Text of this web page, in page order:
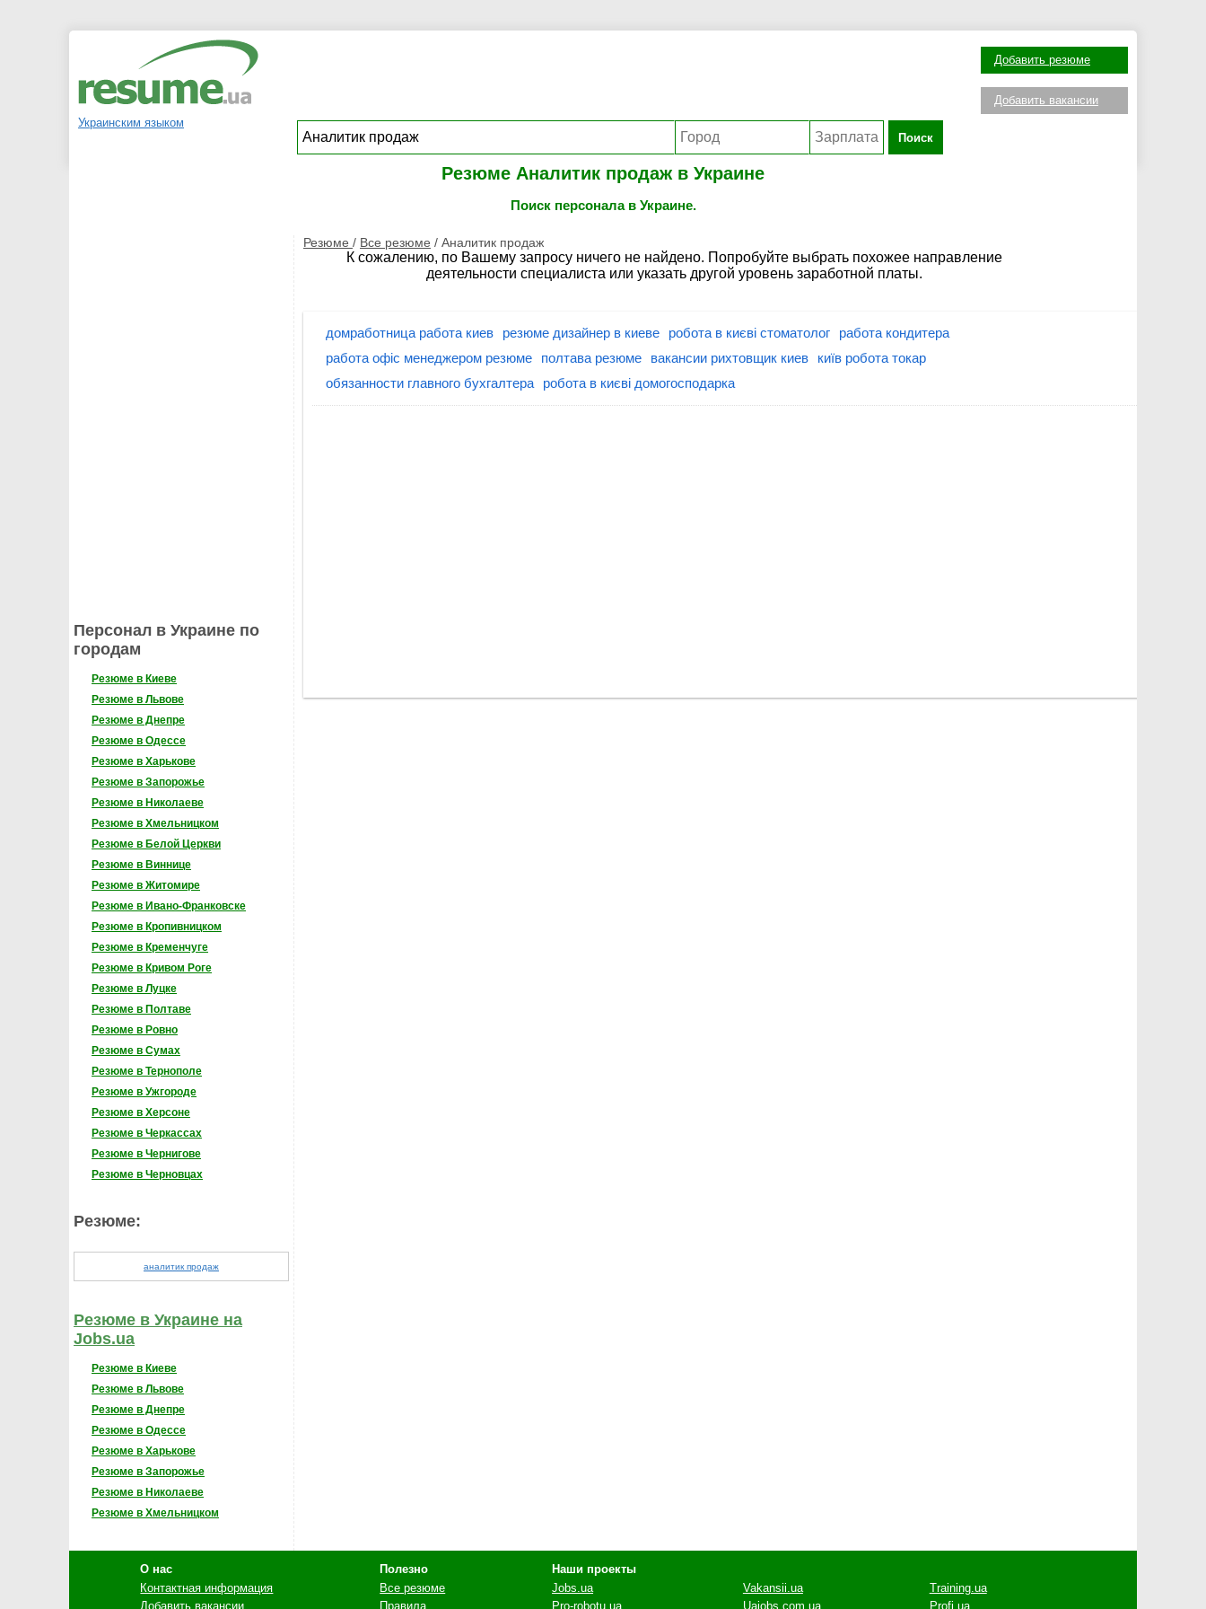
Украинским языком
Поиск
Добавить резюме
Добавить вакансии
Резюме Аналитик продаж в Украине
Поиск персонала в Украине.
Персонал в Украине по
городам
Резюме в Киеве
Резюме в Львове
Резюме в Днепре
Резюме в Одессе
Резюме в Харькове
Резюме в Запорожье
Резюме в Николаеве
Резюме в Хмельницком
Резюме в Белой Церкви
Резюме в Виннице
Резюме в Житомире
Резюме в Ивано-Франковске
Резюме в Кропивницком
Резюме в Кременчуге
Резюме в Кривом Роге
Резюме в Луцке
Резюме в Полтаве
Резюме в Ровно
Резюме в Сумах
Резюме в Тернополе
Резюме в Ужгороде
Резюме в Херсоне
Резюме в Черкассах
Резюме в Чернигове
Резюме в Черновцах
Резюме:
аналитик продаж
Резюме в Украине на
Jobs.ua
Резюме в Киеве
Резюме в Львове
Резюме в Днепре
Резюме в Одессе
Резюме в Харькове
Резюме в Запорожье
Резюме в Николаеве
Резюме в Хмельницком
Резюме / Все резюме / Аналитик продаж
К сожалению, по Вашему запросу ничего не найдено. Попробуйте выбрать похожее направление
деятельности специалиста или указать другой уровень заработной платы.
домработница работа киев резюме дизайнер в киеве робота в києві стоматолог
работа кондитера
работа офіс менеджером резюме
полтава резюме вакансии рихтовщик киев
київ робота токар
обязанности главного бухгалтера
робота в києві домогосподарка
О нас
Контактная информация
Добавить вакансии
Полезно
Все резюме
Правила
Наши проекты
Jobs.ua
Pro-robotu.ua
Vakansii.ua
Uajobs.com.ua
Training.ua
Profi.ua